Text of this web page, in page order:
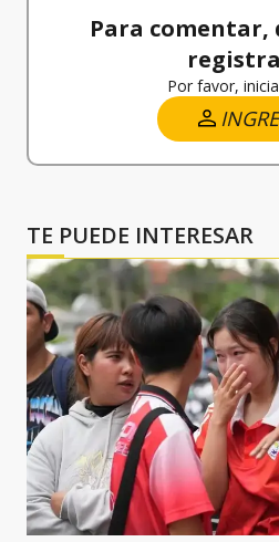
Para comentar,
Por favor,
TE PUEDE INTERESAR